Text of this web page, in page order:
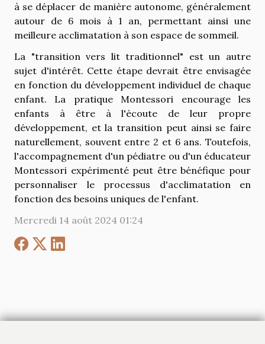
à se déplacer de manière autonome, généralement
autour de 6 mois à 1 an, permettant ainsi une
meilleure acclimatation à son espace de sommeil.
La "transition vers lit traditionnel" est un autre
sujet d'intérêt. Cette étape devrait être envisagée
en fonction du développement individuel de chaque
enfant. La pratique Montessori encourage les
enfants à être à l'écoute de leur propre
développement, et la transition peut ainsi se faire
naturellement, souvent entre 2 et 6 ans. Toutefois,
l'accompagnement d'un pédiatre ou d'un éducateur
Montessori expérimenté peut être bénéfique pour
personnaliser le processus d'acclimatation en
fonction des besoins uniques de l'enfant.
Mercredi 14 août 2024 01:24